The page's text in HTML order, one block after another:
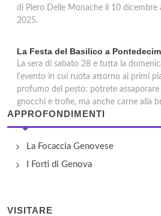
di Piero Delle Monache il 10 dicembre
2025.
La Festa del Basilico a
La sera di sabato 28 e tutta la
l'evento in cui ruota attorno ai primi
profumo del pesto: potrete
gnocchi e trofie, ma anche carne alla
APPROFONDIMENTI
La Focaccia Genovese
I Forti di Genova
VISITARE